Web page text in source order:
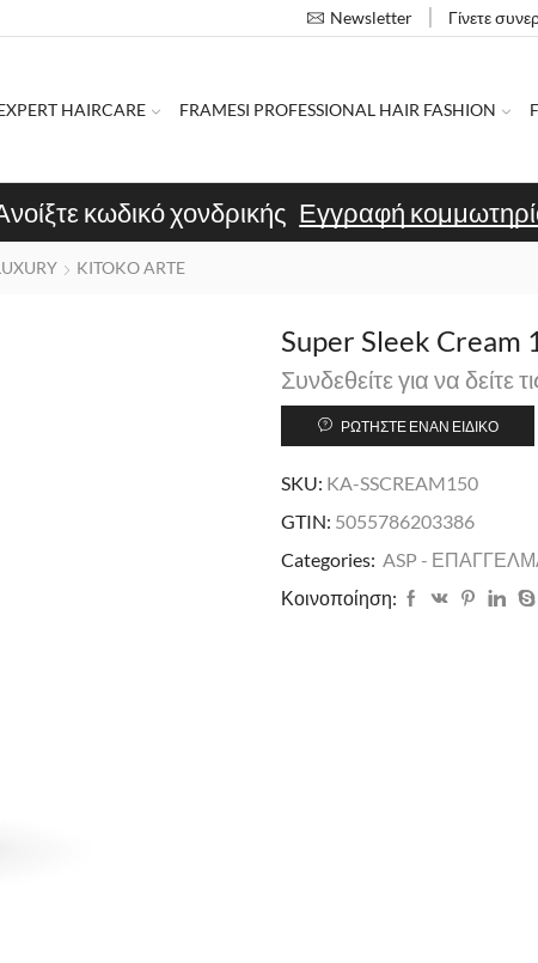
Newsletter Γίνετε
HAIRCARE FRAMESI PROFESSIONAL HAIR FASHION
κωδικό χονδρικής Εγγραφή
KITOKO ARTE
Super Sleek Cream
Συνδεθείτε για να δείτε
ΡΩΤΉΣΤΕ ΈΝΑΝ ΕΙΔΙΚΌ
SKU: KA-SSCREAM150
GTIN: 5055786203386
Categories: ASP -
Κοινοποίηση: